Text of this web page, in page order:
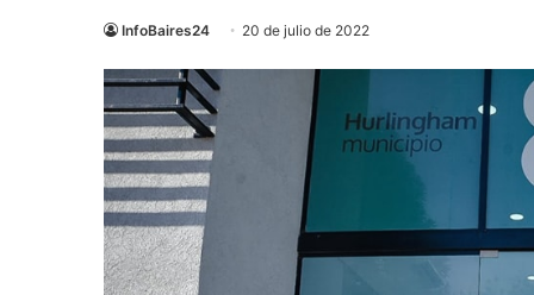
InfoBaires24 20 de julio de 2022